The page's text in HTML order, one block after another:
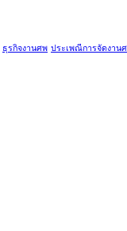
ธุรกิจงานศพ ประเพณีการจัดงาน